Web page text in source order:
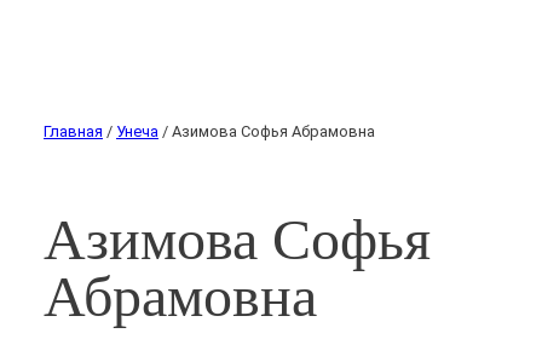
Главная / Унеча / Азимова Софья Абрамовна
Азимова Софья
Абрамовна